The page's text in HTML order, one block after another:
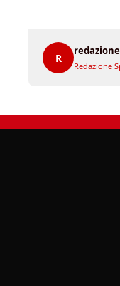
R
redazione
Redazione